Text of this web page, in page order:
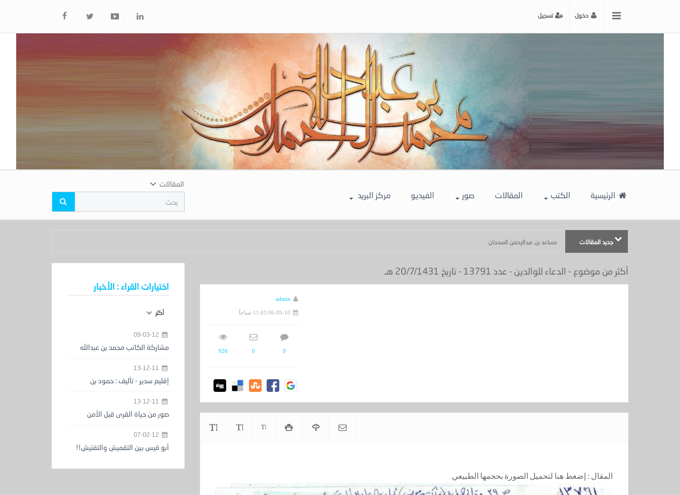
دخول تسجيل
الرئيسية الكتب المقالات صور الفيديو مركز البريد
المقالات
جديد المقالات مساعد بن عبدالرحمن السدحان
أكثر من موضوع - (بعنوان : ماذا في يوم الجمعة ) - الجزيرة عدد 15164 - تاريخ 05/06/1435هـ
أكثر من موضوع - الدعاء للوالدين - عدد 13791 - تاريخ 20/7/1431 هـ
admin
06-09-10 11:03 صباحاً
0
0
926
المقال : إضغط هنا لتحميل الصورة بحجمها الطبيعي
اختيارات القراء : الأخبار
أكثر
09-03-12
مشاركة الكاتب محمد بن عبدالله
إقليم سدير - تأليف : حمود بن
صور من حياة القرى قبل الأمن
07-02-12
أبو قيس بين التقميش والتفتيش!!